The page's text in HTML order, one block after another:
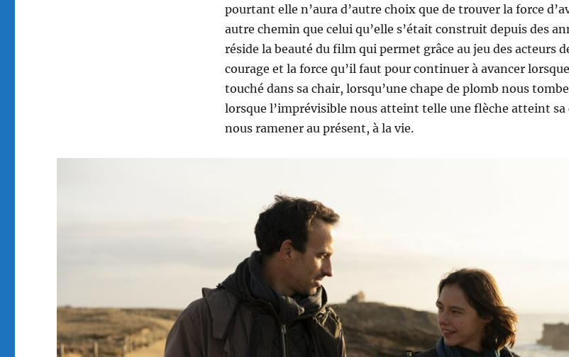
pourtant elle n’aura d’autre choix que de trouver la force
autre chemin que celui qu’elle s’était construit depuis des
réside la beauté du film qui permet grâce au jeu des acteurs
courage et la force qu’il faut pour continuer à avancer
touché dans sa chair, lorsqu’une chape de plomb nous
lorsque l’imprévisible nous atteint telle une flèche atteint sa
nous ramener au présent, à la vie.